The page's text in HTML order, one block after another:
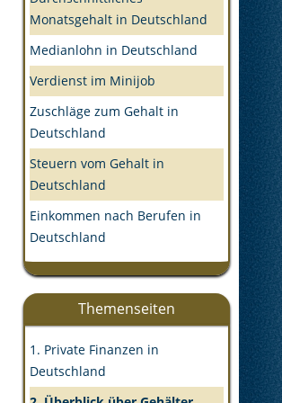
Monatsgehalt in Deutschland
Medianlohn in Deutschland
Verdienst im Minijob
Zuschläge zum Gehalt in
Deutschland
Steuern vom Gehalt in
Deutschland
Einkommen nach Berufen in
Deutschland
Themenseiten
1. Private Finanzen in
Deutschland